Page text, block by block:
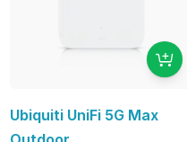
Ubiquiti UniFi 5G Max